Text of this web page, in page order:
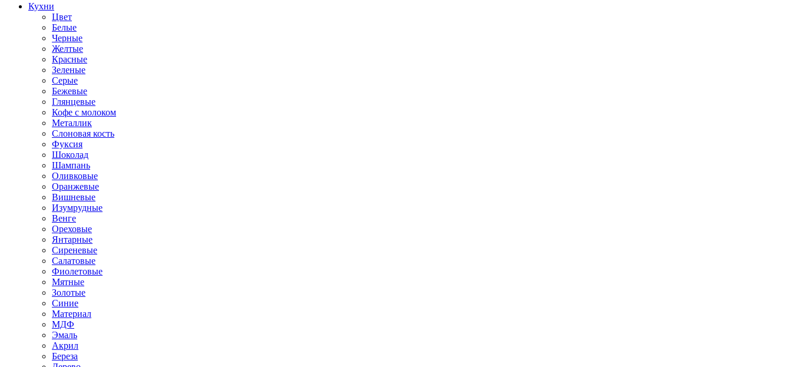
Кухни
Цвет
Белые
Черные
Желтые
Красные
Зеленые
Серые
Бежевые
Глянцевые
Кофе с молоком
Металлик
Слоновая кость
Фуксия
Шоколад
Шампань
Оливковые
Оранжевые
Вишневые
Изумрудные
Венге
Ореховые
Янтарные
Сиреневые
Салатовые
Фиолетовые
Мятные
Золотые
Синие
Материал
МДФ
Эмаль
Акрил
Береза